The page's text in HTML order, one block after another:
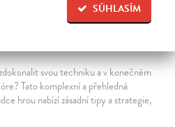
SÚHLASÍM
svou techniku a v konečném
Tato komplexní a přehledná
hrou nabízí zásadní tipy a strategie,